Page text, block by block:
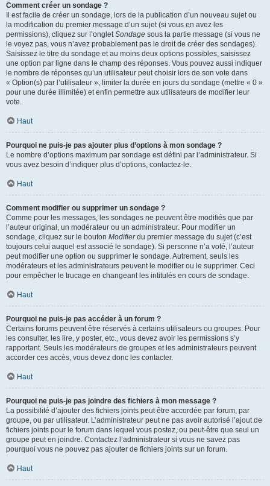
Comment créer un sondage ?
Il est facile de créer un sondage, lors de la publication d’un nouveau sujet ou
la modification du premier message d’un sujet (si vous en avez les
permissions), cliquez sur l’ongletSondage sous la partie message (si vous ne
le voyez pas, vous n’avez probablement pas le droit de créer des sondages).
Saisissez le titre du sondage et au moins deux options possibles, saisissez
une option par ligne dans le champ des réponses. Vous pouvez aussi indiquer
le nombre de réponses qu’un utilisateur peut choisir lors de son vote dans
« Option(s) par l’utilisateur », limiter la durée en jours du sondage (mettre « 0 »
pour une durée illimitée) et enfin permettre aux utilisateurs de modifier leur
vote.
Haut
Pourquoi ne puis-je pas ajouter plus d’options à mon sondage ?
Le nombre d’options maximum par sondage est défini par l’administrateur. Si
vous avez besoin d’indiquer plus d’options, contactez-le.
Haut
Comment modifier ou supprimer un sondage ?
Comme pour les messages, les sondages ne peuvent être modifiés que par
l’auteur original, un modérateur ou un administrateur. Pour modifier un
sondage, cliquez sur le bouton Modifierdu premier message du sujet (c’est
toujours celui auquel est associé le sondage). Si personne n’a voté, l’auteur
peut modifier une option ou supprimer le sondage. Autrement, seuls les
modérateurs et les administrateurs peuvent le modifier ou le supprimer. Ceci
pour empêcher le trucage en changeant les intitulés en cours de sondage.
Haut
Pourquoi ne puis-je pas accéder à un forum ?
Certains forums peuvent être réservés à certains utilisateurs ou groupes. Pour
les consulter, les lire, y poster, etc., vous devez avoir les permissions s’y
rapportant. Seuls les modérateurs de groupes et les administrateurs peuvent
accorder ces accès, vous devez donc les contacter.
Haut
Pourquoi ne puis-je pas joindre des fichiers à mon message ?
La possibilité d’ajouter des fichiers joints peut être accordée par forum, par
groupe, ou par utilisateur. L’administrateur peut ne pas avoir autorisé l’ajout de
fichiers joints pour le forum dans lequel vous postez, ou peut-être que seul un
groupe peut en joindre. Contactez l’administrateur si vous ne savez pas
pourquoi vous ne pouvez pas ajouter de fichiers joints sur un forum.
Haut